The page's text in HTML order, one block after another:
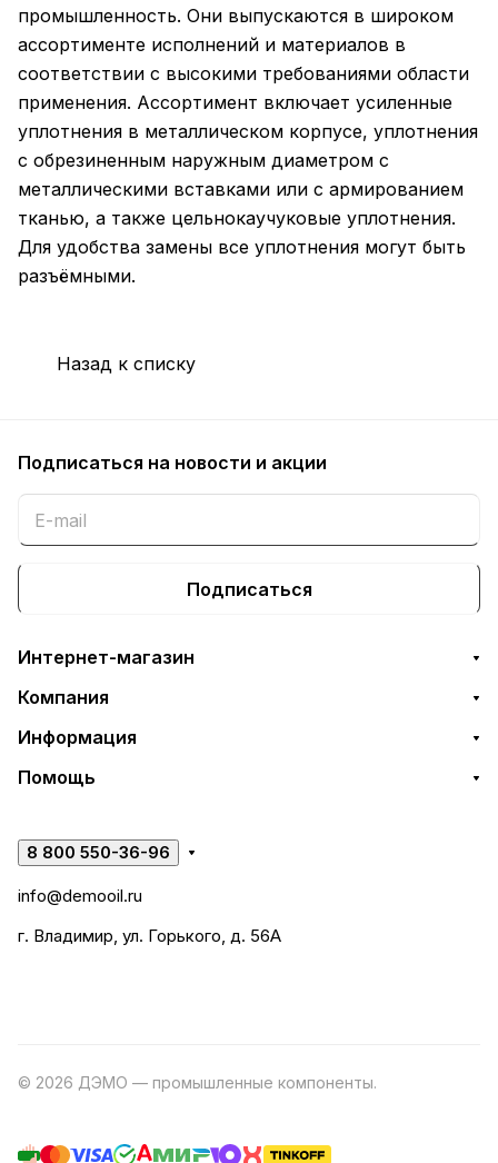
промышленность. Они выпускаются в широком
ассортименте исполнений и материалов в
соответствии с высокими требованиями области
применения. Ассортимент включает усиленные
уплотнения в металлическом корпусе, уплотнения
с обрезиненным наружным диаметром с
металлическими вставками или с армированием
тканью, а также цельнокаучуковые уплотнения.
Для удобства замены все уплотнения могут быть
разъёмными.
Назад к списку
Подписаться на новости и акции
Подписаться
Интернет-магазин
Компания
Информация
Помощь
8 800 550-36-96
info@demooil.ru
г. Владимир, ул. Горького, д. 56А
© 2026 ДЭМО — промышленные компоненты.